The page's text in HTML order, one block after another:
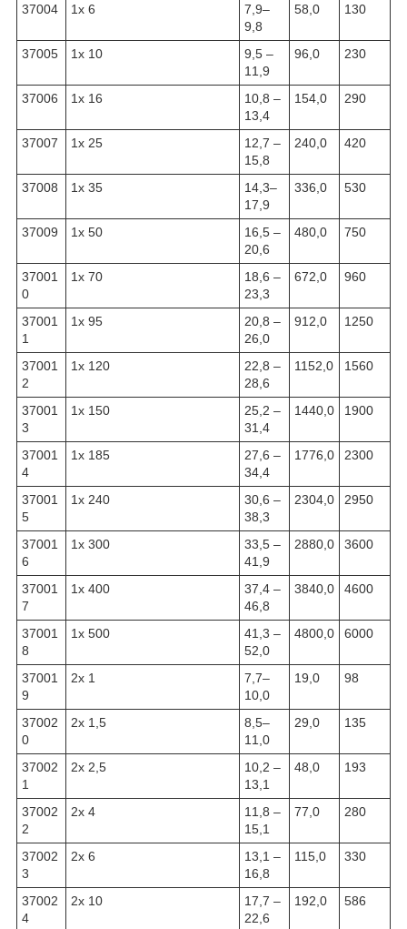
37004 1x 6
7,9–
9,8
58,0 130
37005 1x 10
9,5 –
11,9
96,0 230
37006 1x 16
10,8 –
13,4
154,0 290
37007 1x 25
12,7 –
15,8
240,0 420
37008 1x 35
14,3–
17,9
336,0 530
37009 1x 50
16,5 –
20,6
480,0 750
37001
0
1x 70
18,6 –
23,3
672,0 960
37001
1
1x 95
20,8 –
26,0
912,0 1250
37001
2
1x 120
22,8 –
28,6
1152,0 1560
37001
3
1x 150
25,2 –
31,4
1440,0 1900
37001
4
1x 185
27,6 –
34,4
1776,0 2300
37001
5
1x 240
30,6 –
38,3
2304,0 2950
37001
6
1x 300
33,5 –
41,9
2880,0 3600
37001
7
1x 400
37,4 –
46,8
3840,0 4600
37001
8
1x 500
41,3 –
52,0
4800,0 6000
37001
9
2x 1
7,7–
10,0
19,0 98
37002
0
2x 1,5
8,5–
11,0
29,0 135
37002
1
2x 2,5
10,2 –
13,1
48,0 193
37002
2
2x 4
11,8 –
15,1
77,0 280
37002
3
2x 6
13,1 –
16,8
115,0 330
37002
4
2x 10
17,7 –
22,6
192,0 586